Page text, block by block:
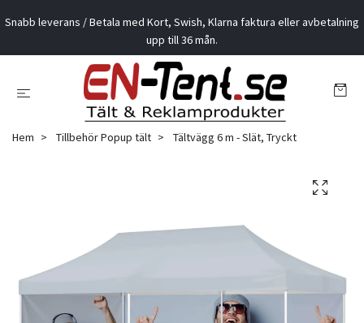
Snabb leverans / Betala med Kort, Swish, Klarna faktura eller avbetalning
upp till 36 mån.
Hem Tillbehör Popup tält Tältvägg 6 m - Slät, Tryckt